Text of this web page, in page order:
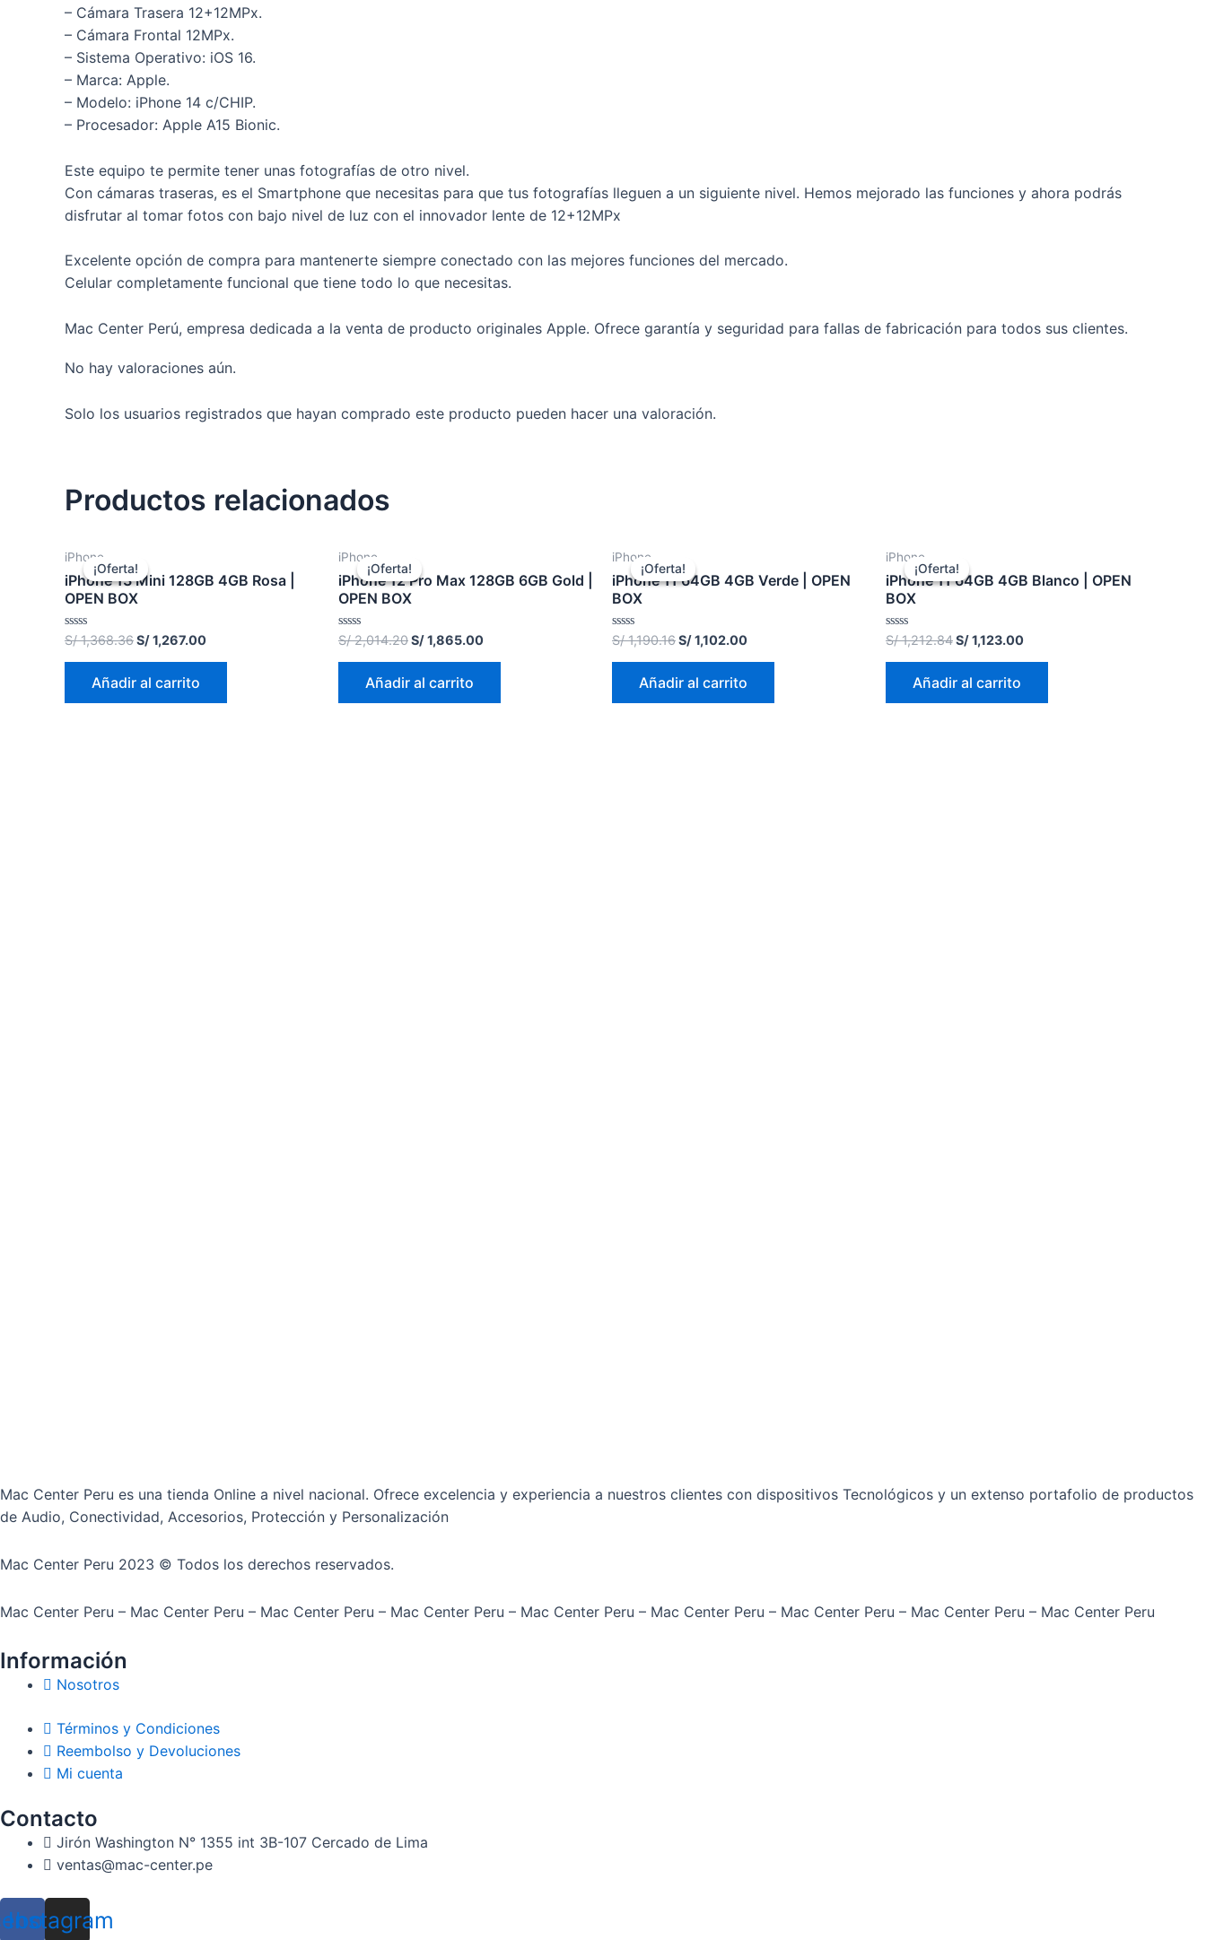
– Cámara Trasera 12+12MPx.
– Cámara Frontal 12MPx.
– Sistema Operativo: iOS 16.
– Marca: Apple.
– Modelo: iPhone 14 c/CHIP.
– Procesador: Apple A15 Bionic.
Este equipo te permite tener unas fotografías de otro nivel.
Con cámaras traseras, es el Smartphone que necesitas para que tus fotografías lleguen a un siguiente nivel. Hemos mejorado las funciones y ahora podrás
disfrutar al tomar fotos con bajo nivel de luz con el innovador lente de 12+12MPx
Excelente opción de compra para mantenerte siempre conectado con las mejores funciones del mercado.
Celular completamente funcional que tiene todo lo que necesitas.
Mac Center Perú, empresa dedicada a la venta de producto originales Apple. Ofrece garantía y seguridad para fallas de fabricación para todos sus clientes.
No hay valoraciones aún.
Solo los usuarios registrados que hayan comprado este producto pueden hacer una valoración.
Productos relacionados
¡Oferta!
¡Oferta!
iPhone
iPhone 13 Mini 128GB 4GB Rosa |
OPEN BOX
Valorado
en
0
S/1,368.36S/1,267.00
Añadir al carrito
¡Oferta!
¡Oferta!
iPhone
iPhone 12 Pro Max 128GB 6GB Gold |
OPEN BOX
Valorado
en
0
S/2,014.20S/1,865.00
Añadir al carrito
¡Oferta!
¡Oferta!
iPhone
iPhone 11 64GB 4GB Verde | OPEN
BOX
Valorado
en
0
S/1,190.16S/1,102.00
Añadir al carrito
¡Oferta!
¡Oferta!
iPhone
iPhone 11 64GB 4GB Blanco | OPEN
BOX
Valorado
en
0
S/1,212.84S/1,123.00
Añadir al carrito
Mac Center Peru es una tienda Online a nivel nacional. Ofrece excelencia y experiencia a nuestros clientes con dispositivos Tecnológicos y un extenso portafolio de productos
de Audio, Conectividad, Accesorios, Protección y Personalización
Mac Center Peru 2023 © Todos los derechos reservados.
Mac Center Peru – Mac Center Peru – Mac Center Peru – Mac Center Peru – Mac Center Peru – Mac Center Peru – Mac Center Peru – Mac Center Peru – Mac Center Peru
Información
Nosotros
Términos y Condiciones
Reembolso y Devoluciones
Mi cuenta
Contacto
Jirón Washington N° 1355 int 3B-107 Cercado de Lima
ventas@mac-center.pe
Instagram